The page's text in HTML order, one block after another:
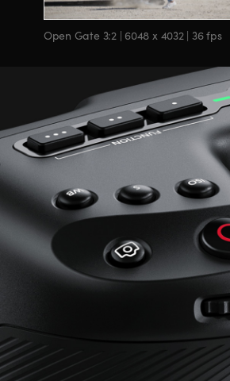
Open Gate 3:2 | 6048 x 4032 | 36 fps